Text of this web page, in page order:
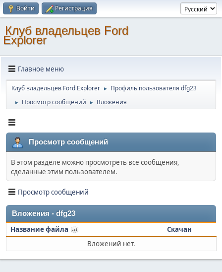
Войти Регистрация
Клуб владельцев Ford
Explorer
Главное меню
Клуб владельцев Ford Explorer ► Профиль пользователя dfg23
► Просмотр сообщений ► Вложения
Просмотр сообщений
В этом разделе можно просмотреть все сообщения,
сделанные этим пользователем.
Просмотр сообщений
Вложения - dfg23
Название файла
Скачан
Вложений нет.